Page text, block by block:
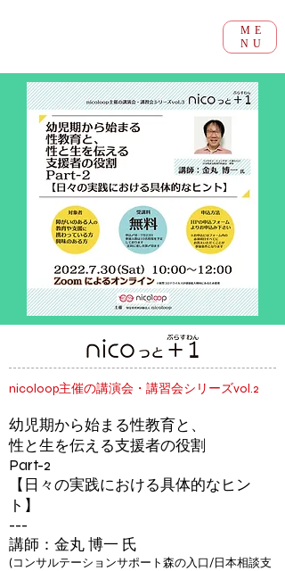
ME
NU
nicoloop主催の講演会・講習会シリーズvol.2
幼児期から始まる性教育と、
性と生を伝える支援者の役割
Part-2
​【日々の実践における具体的なヒン
ト】
---
講師：金丸 博一 氏
(コンサルテーションサポート森の入口/日本相談支